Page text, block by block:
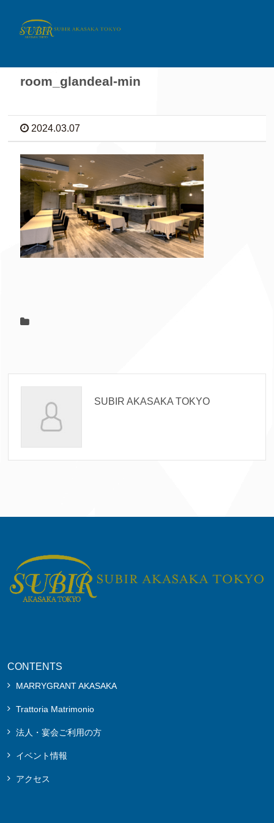
room_glandeal-min
2024.03.07
SUBIR AKASAKA TOKYO
CONTENTS
MARRYGRANT AKASAKA
Trattoria Matrimonio
法人・宴会ご利用の方
イベント情報
アクセス